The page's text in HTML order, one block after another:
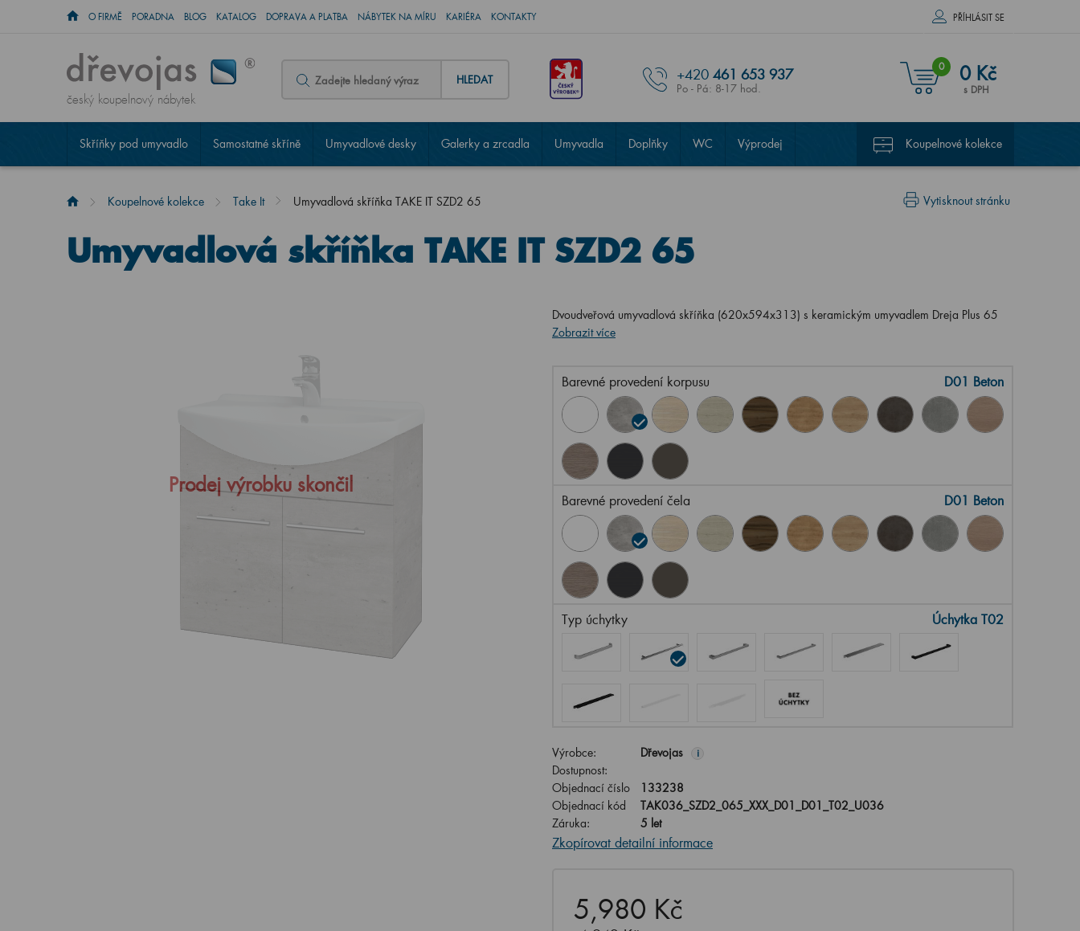
O FIRMĚ PORADNA BLOG KATALOG DOPRAVA A PLATBA NÁBYTEK NA MÍRU KARIÉRA KONTAKTY PŘÍHLÁSIT SE
český koupelnový nábytek
HLEDAT +420 461 653 937
Po - Pá: 8-17 hod.
0 0 Kč
s DPH
Skříňky pod umyvadlo Samostatné skříně Umyvadlové desky Galerky a zrcadla Umyvadla Doplňky WC Výprodej Koupelnové kolekce
Vytisknout stránku
Koupelnové kolekce Take It Umyvadlová skříňka TAKE IT SZD2 65
Umyvadlová skříňka TAKE IT SZD2 65
Prodej výrobku skončil
Dvoudveřová umyvadlová skříňka (620x594x313) s keramickým umyvadlem Dreja Plus 65
Zobrazit více
Barevné provedení korpusu D01 Beton
Barevné provedení čela D01 Beton
Typ úchytky Úchytka T02
Výrobce: Dřevojas i
Dostupnost:
Objednací číslo
133238
Objednací kód
TAK036_SZD2_065_XXX_D01_D01_T02_U036
Záruka:
5 let
Zkopírovat detailní informace
5,980 Kč